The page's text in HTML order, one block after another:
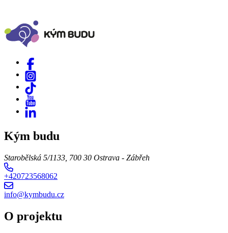
Kým budu
Starobělská 5/1133, 700 30 Ostrava - Zábřeh
+420723568062
info@kymbudu.cz
O projektu